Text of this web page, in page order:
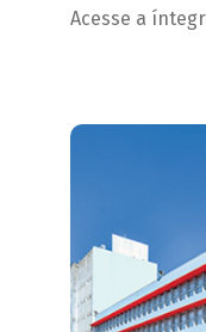
Acesse a